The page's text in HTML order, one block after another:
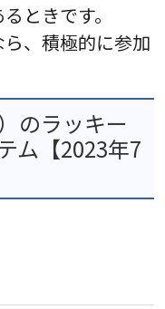
ときです。
、積極的に参加
のラッキー
ム【2023年7